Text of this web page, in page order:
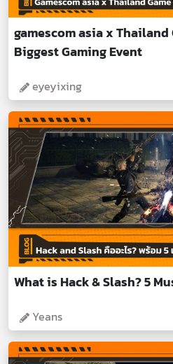
gamescom asia x Thailand
Biggest Gaming Event
eyeyixing
What is Hack & Slash? 5
Yeans